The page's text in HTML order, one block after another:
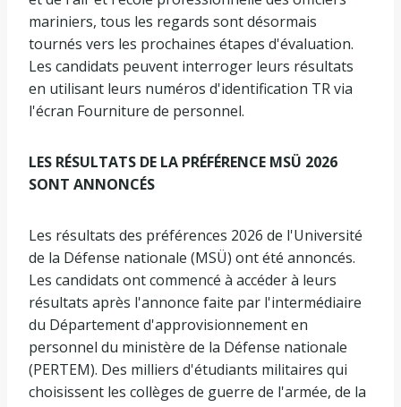
mariniers, tous les regards sont désormais
tournés vers les prochaines étapes d'évaluation.
Les candidats peuvent interroger leurs résultats
en utilisant leurs numéros d'identification TR via
l'écran Fourniture de personnel.
LES RÉSULTATS DE LA PRÉFÉRENCE MSÜ 2026
SONT ANNONCÉS
Les résultats des préférences 2026 de l'Université
de la Défense nationale (MSÜ) ont été annoncés.
Les candidats ont commencé à accéder à leurs
résultats après l'annonce faite par l'intermédiaire
du Département d'approvisionnement en
personnel du ministère de la Défense nationale
(PERTEM). Des milliers d'étudiants militaires qui
choisissent les collèges de guerre de l'armée, de la